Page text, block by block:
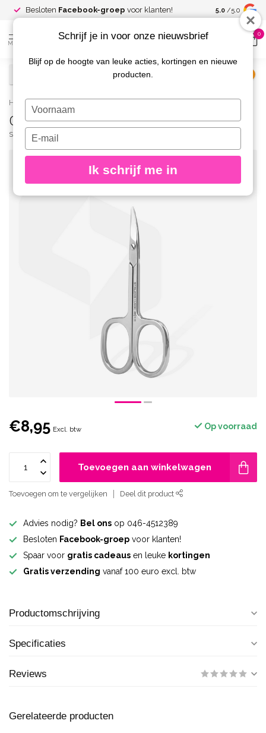
Besloten Facebook-groep voor klanten! Spaar voor
kortingen
5.0 /5.0
MENU
0
Home / Classic Nail Scissors for Kids 32 type 1
Classic Nail Scissors for Kids 32 type 1
STALEKS PRO
€8,95 Excl. btw Op voorraad
Toevoegen aan winkelwagen
Toevoegen om te vergelijken Deel dit product
Advies nodig? Bel ons op 046-4512389
Besloten Facebook-groep voor klanten!
Spaar voor gratis cadeaus en leuke kortingen
Gratis verzending vanaf 100 euro excl. btw
Productomschrijving
Specificaties
Reviews
Gerelateerde producten
Schrijf je in voor onze nieuwsbrief
Blijf op de hoogte van leuke acties, kortingen en nieuwe
producten.
Typ
je
naam
Typ
je
e-
in
Ik schrijf me in